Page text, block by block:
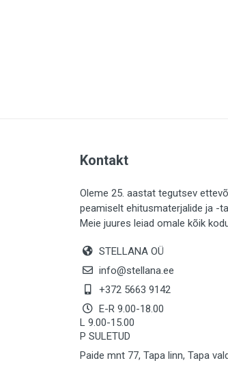
LIISTUD (183)
KIVID (31)
KATTED (132)
MAALRITARBED (1027)
SOOJUSTUS (16)
KEEMIA (220)
TÖÖRIIDED (117)
SAUN (8)
Kontakt
Oleme 25. aastat tegutsev
peamiselt ehitusmaterjalide ja -
Meie juures leiad omale kõik
STELLANA OÜ
info@stellana.ee
+372 5663 9142
E-R 9.00-18.00
L 9.00-15.00
P SULETUD
Paide mnt 77, Tapa linn, Tapa